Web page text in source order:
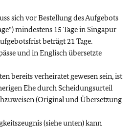
sich vor Bestellung des Aufgebots
mindestens 15 Tage in Singapur
beträgt 21 Tage.
und in Englisch übersetzte
bereits verheiratet gewesen sein, ist
Ehe durch Scheidungsurteil
(Original und Übersetzung
(siehe unten) kann